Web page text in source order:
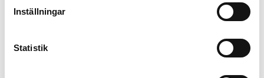
Inställningar
Statistik